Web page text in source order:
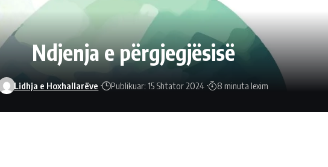
Ndjenja e përgjegjësisë
Lidhja e Hoxhallarëve Publikuar: 15 Shtator 2024 8 minuta lexim